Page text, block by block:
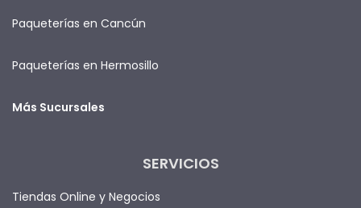
Paqueterías en Cancún
Paqueterías en Hermosillo
Más Sucursales
SERVICIOS
Tiendas Online y Negocios